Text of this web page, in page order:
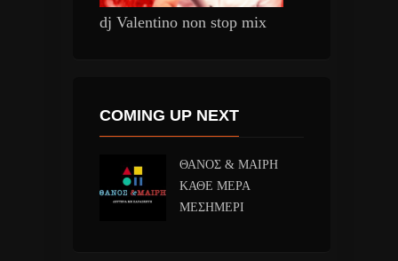
dj Valentino non stop mix
COMING UP NEXT
ΘΑΝΟΣ & ΜΑΙΡΗ
ΚΑΘΕ ΜΕΡΑ
ΜΕΣΗΜΕΡΙ